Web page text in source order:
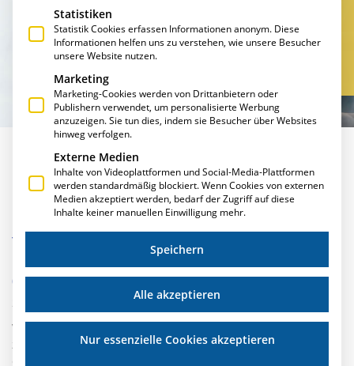
ONLINE EINSTEIGERSCHULUNGEN –
KALKULATION, MATERIALWIRTSCHAFT,
TERMINPLANUNG,
BUCHHALTUNG/PERSONAL/VERWALTUNG
(KOSTENPFLICHTIG)
20. Juli 2026
Vom 9. November bis zum 12. November 2026 laden wir Sie
zu unseren Kostenpflichtigen Online Einsteigerschulungen
Statistiken
Statistik Cookies erfassen Informationen anonym. Diese
Informationen helfen uns zu verstehen, wie unsere Besucher
unsere Website nutzen.
Marketing
Marketing-Cookies werden von Drittanbietern oder
Publishern verwendet, um personalisierte Werbung
anzuzeigen. Sie tun dies, indem sie Besucher über Websites
hinweg verfolgen.
Externe Medien
Inhalte von Videoplattformen und Social-Media-Plattformen
werden standardmäßig blockiert. Wenn Cookies von externen
Medien akzeptiert werden, bedarf der Zugriff auf diese
Inhalte keiner manuellen Einwilligung mehr.
Speichern
Alle akzeptieren
Nur essenzielle Cookies akzeptieren